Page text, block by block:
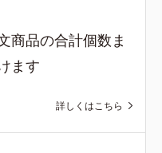
商品の合計個数ま
ます
詳しくはこちら